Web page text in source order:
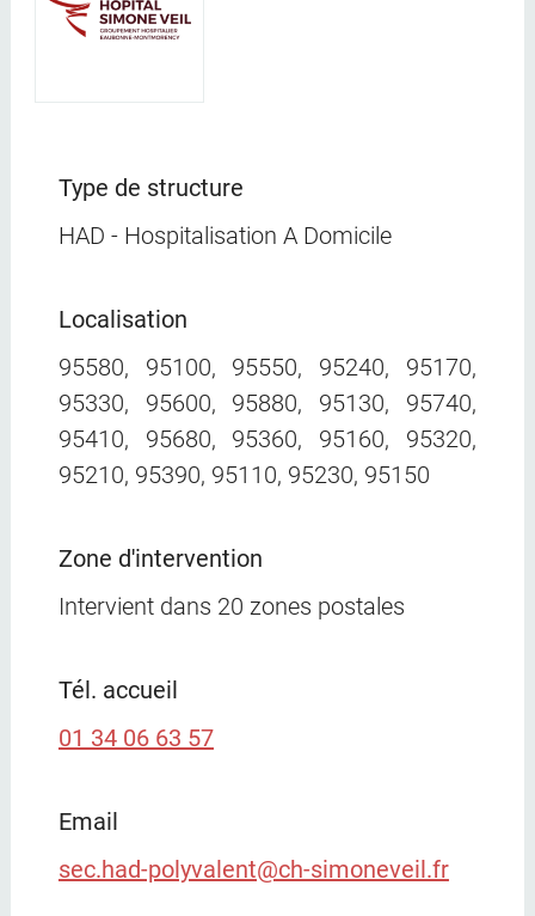
Type de structure
HAD - Hospitalisation A Domicile
Localisation
95580, 95100, 95550, 95240, 95170,
95330, 95600, 95880, 95130, 95740,
95410, 95680, 95360, 95160, 95320,
95210, 95390, 95110, 95230, 95150
Zone d'intervention
Intervient dans 20 zones postales
Tél. accueil
01 34 06 63 57
Email
sec.had-polyvalent@ch-simoneveil.fr